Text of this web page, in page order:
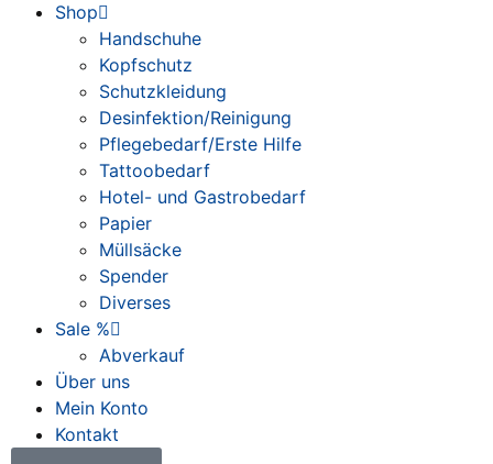
Shop
Handschuhe
Kopfschutz
Schutzkleidung
Desinfektion/Reinigung
Pflegebedarf/Erste Hilfe
Tattoobedarf
Hotel- und Gastrobedarf
Papier
Müllsäcke
Spender
Diverses
Sale %
Abverkauf
Über uns
Mein Konto
Kontakt